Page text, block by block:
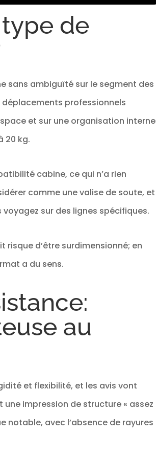
que les compartiments
robuste assurent l'ordre et
de
sans ambiguïté sur le segment des
professionnels
et sur une organisation interne
20 kg.
cabine, ce qui n’a rien
comme une valise de soute, et
sur des lignes spécifiques.
d’être surdimensionné; en
a du sens.
au
et flexibilité, et les avis vont
impression de structure « assez
notable, avec l’absence de rayures